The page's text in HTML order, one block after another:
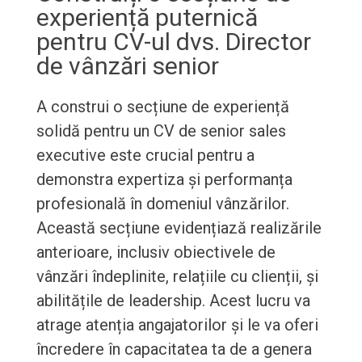
experiență puternică
pentru CV-ul dvs. Director
de vânzări senior
A construi o secțiune de experiență
solidă pentru un CV de senior sales
executive este crucial pentru a
demonstra expertiza și performanța
profesională în domeniul vânzărilor.
Această secțiune evidențiază realizările
anterioare, inclusiv obiectivele de
vânzări îndeplinite, relațiile cu clienții, și
abilitățile de leadership. Acest lucru va
atrage atenția angajatorilor și le va oferi
încredere în capacitatea ta de a genera